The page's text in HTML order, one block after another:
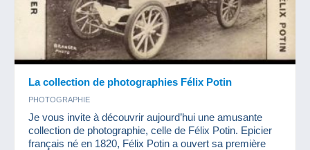
La collection de photographies Félix Potin
PHOTOGRAPHIE
Je vous invite à découvrir aujourd’hui une amusante
collection de photographie, celle de Félix Potin. Epicier
français né en 1820, Félix Potin a ouvert sa première